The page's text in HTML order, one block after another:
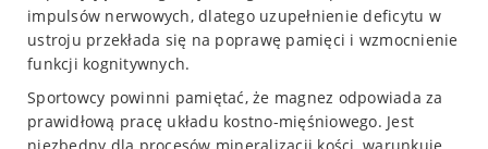
impulsów nerwowych, dlatego uzupełnienie deficytu w
ustroju przekłada się na poprawę pamięci i wzmocnienie
funkcji kognitywnych.
Sportowcy powinni pamiętać, że magnez odpowiada za
prawidłową pracę układu kostno-mięśniowego. Jest